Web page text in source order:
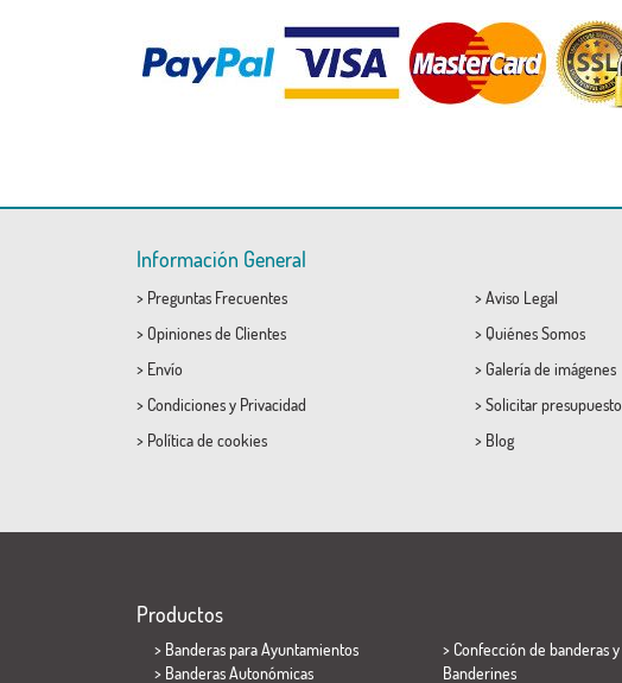
Información General
> Preguntas Frecuentes
> Opiniones de Clientes
> Envío
> Condicionesy Privacidad
> Política de cookies
> Aviso Legal
> Quiénes Somos
> Galería de imágenes
> Solicitar presupuesto
> Blog
Productos
> Banderas para Ayuntamientos
> Banderas Autonómicas
> Confección de banderas y
Banderines